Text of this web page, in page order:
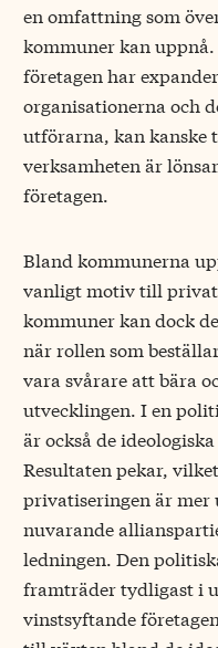
en omfattning som
kommuner kan
företagen har
organisationerna och
utförarna, kan kanske
verksamheten är
företagen.
Bland kommunerna
vanligt motiv till
kommuner kan dock
när rollen som
vara svårare att bära
utvecklingen. I en
är också de
Resultaten pekar,
privatiseringen är mer
nuvarande
ledningen. Den
framträder tydligast i
vinstsyftande